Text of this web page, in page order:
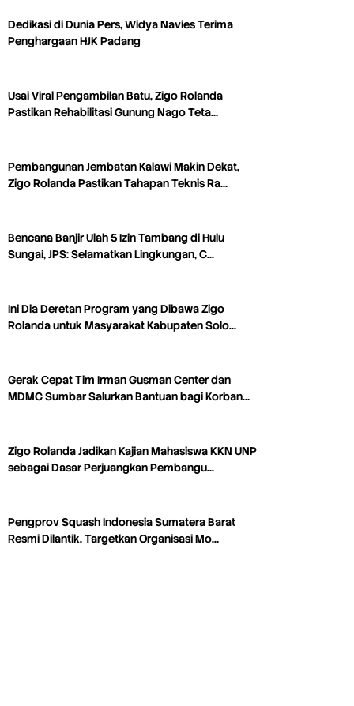
Dedikasi di Dunia Pers, Widya Navies Terima
Penghargaan HJK Padang
Usai Viral Pengambilan Batu, Zigo Rolanda
Pastikan Rehabilitasi Gunung Nago Teta…
Pembangunan Jembatan Kalawi Makin Dekat,
Zigo Rolanda Pastikan Tahapan Teknis Ra…
Bencana Banjir Ulah 5 Izin Tambang di Hulu
Sungai, JPS: Selamatkan Lingkungan, C…
Ini Dia Deretan Program yang Dibawa Zigo
Rolanda untuk Masyarakat Kabupaten Solo…
Gerak Cepat Tim Irman Gusman Center dan
MDMC Sumbar Salurkan Bantuan bagi Korban…
Zigo Rolanda Jadikan Kajian Mahasiswa KKN UNP
sebagai Dasar Perjuangkan Pembangu…
Pengprov Squash Indonesia Sumatera Barat
Resmi Dilantik, Targetkan Organisasi Mo…